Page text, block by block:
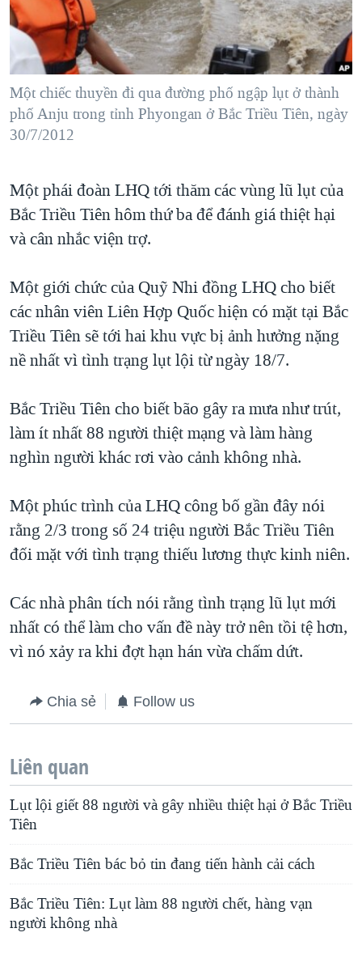
"Tìm"NGƯỜI VIỆT HẢI NGOẠI
ĐỜI SỐNG
KINH TẾ
SỨC KHOẺ
THỂ THAO
GIÁO DỤC
HÀNH TRÌNH BẦU CỬ 2024
MỘT NĂM CHIẾN TRANH TẠI DẢI GAZA
GIẢI MÃ VÀNH ĐAI & CON ĐƯỜNG
NGÀY TỊ NẠN THẾ GIỚI
CHI PHÍ CHIẾN TRANH AFGHANISTAN
CÁC GIÁ TRỊ CỘNG HÒA Ở VIỆT NAM
TRỊNH VĨNH BÌNH VS. CHÍNH PHỦ VIỆT NAM
NGƯ DÂN VIỆT VÀ LÀN SÓNG TRỘM HẢI SÂM
BÊN KIA QUỐC LỘ: TIẾNG VỌNG TỪ NÔNG THÔN MỸ
VIDEO
NGHE
MẠNG XÃ HỘI
Một chiếc thuyền đi qua đường phố ngập lụt ở thành
phố Anju trong tỉnh Phyongan ở Bắc Triều Tiên, ngày
30/7/2012
Một phái đoàn LHQ tới thăm các vùng lũ lụt của
Bắc Triều Tiên hôm thứ ba để đánh giá thiệt hại
và cân nhắc viện trợ.
Một giới chức của Quỹ Nhi đồng LHQ cho biết
các nhân viên Liên Hợp Quốc hiện có mặt tại Bắc
Triều Tiên sẽ tới hai khu vực bị ảnh hưởng nặng
nề nhất vì tình trạng lụt lội từ ngày 18/7.
Bắc Triều Tiên cho biết bão gây ra mưa như trút,
làm ít nhất 88 người thiệt mạng và làm hàng
nghìn người khác rơi vào cảnh không nhà.
Một phúc trình của LHQ công bố gần đây nói
rằng 2/3 trong số 24 triệu người Bắc Triều Tiên
đối mặt với tình trạng thiếu lương thực kinh niên.
Các nhà phân tích nói rằng tình trạng lũ lụt mới
nhất có thể làm cho vấn đề này trở nên tồi tệ hơn,
vì nó xảy ra khi đợt hạn hán vừa chấm dứt.
Chia sẻ Follow us
Liên quan
Lụt lội giết 88 người và gây nhiều thiệt hại ở Bắc Triều
Tiên
Bắc Triều Tiên bác bỏ tin đang tiến hành cải cách
Bắc Triều Tiên: Lụt làm 88 người chết, hàng vạn
người không nhà